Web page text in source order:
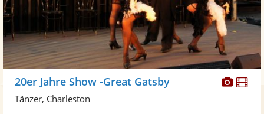
20er Jahre Show -Great Gatsby
Tänzer, Charleston